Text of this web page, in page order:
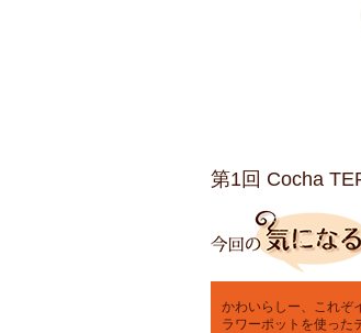
第1回 Cocha
かわいらしー、これぞ
ラワーポットを使った